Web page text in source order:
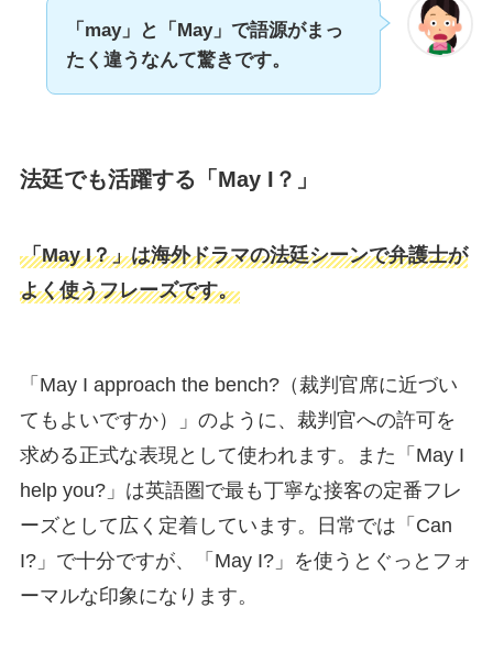
「may」と「May」で語源がまっ
たく違うなんて驚きです。
法廷でも活躍する「May I？」
「May I？」は海外ドラマの法廷シーンで弁護士が
よく使うフレーズです。
「May I approach the bench?（裁判官席に近づい
てもよいですか）」のように、裁判官への許可を
求める正式な表現として使われます。また「May I
help you?」は英語圏で最も丁寧な接客の定番フレ
ーズとして広く定着しています。日常では「Can
I?」で十分ですが、「May I?」を使うとぐっとフォ
ーマルな印象になります。